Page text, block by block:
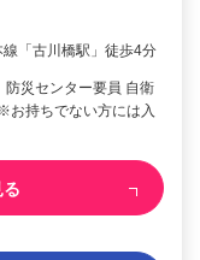
「古川橋駅」徒歩4分
防災センター要員 自衛
お持ちでない方には入